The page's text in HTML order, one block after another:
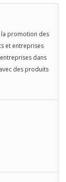
la promotion des
et entreprises
dans
des produits